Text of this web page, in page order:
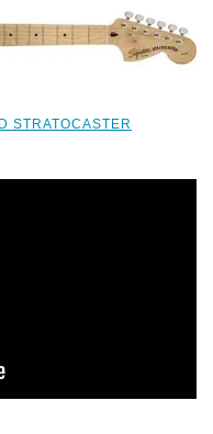
STRATOCASTER